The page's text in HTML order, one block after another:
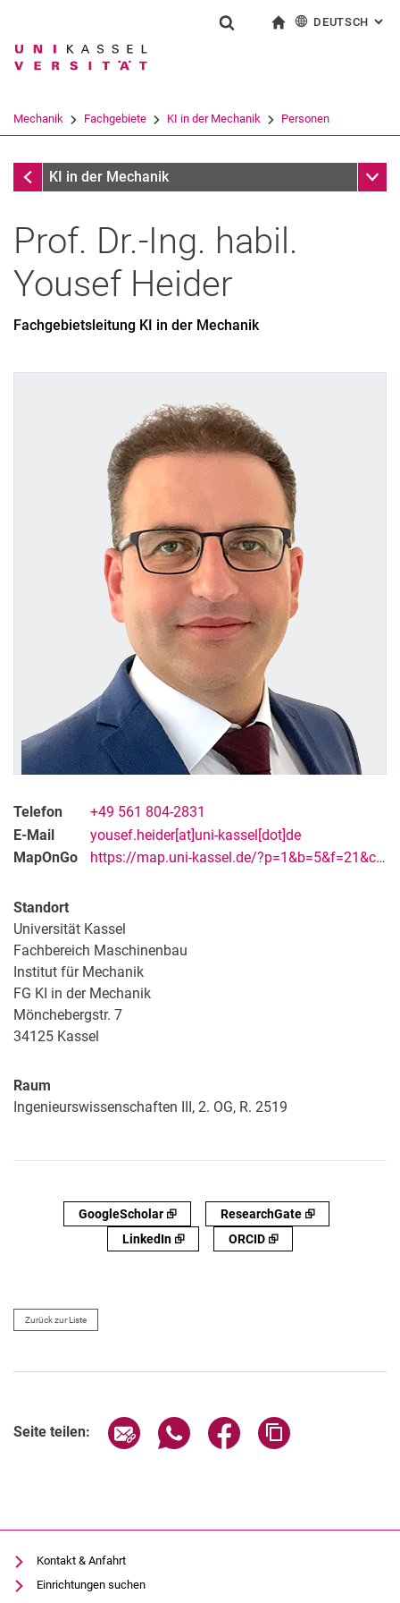
Springe direkt zu: Inhalt
Springe direkt zu: Suche
Springe direkt zu:
Suchbegriff
Suchen (öffnet externen Link in einem
DEUTSCH :
Mechanik Fachgebiete KI in der Mechanik Personen
Personen
KI in der Mechanik
Prof. Dr.-Ing. habil.
Yousef Heider
Fachgebietsleitung KI in der Mechanik
Telefon
+49 561 804-2831
E-Mail
yousef.heider[at]uni-kassel[dot]de
MapOnGo
https://map.uni-kassel.de/?p=1&b=5&f=21&c=28443&l=8985&lang=de
Standort
Universität Kassel
Fachbereich Maschinenbau
Institut für Mechanik
FG KI in der Mechanik
Mönchebergstr. 7
34125 Kassel
Raum
Ingenieurswissenschaften III, 2. OG, R. 2519
GoogleScholar ⮺
ResearchGate ⮺
LinkedIn ⮺
ORCID ⮺
Zurück zur Liste
Seite teilen: Seite über E-Mail teilen
Seite über WhatsApp teilen
Seite über Facebook
Kontakt & Anfahrt
Einrichtungen suchen